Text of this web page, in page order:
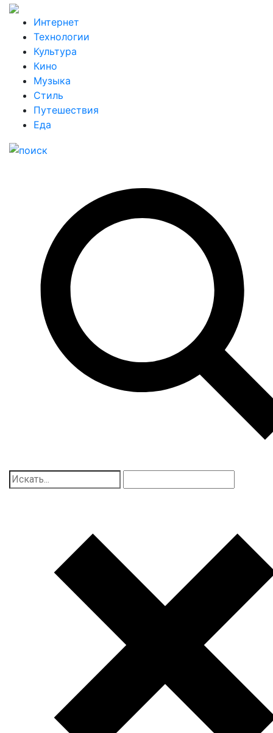
Интернет
Технологии
Культура
Кино
Музыка
Стиль
Путешествия
Еда